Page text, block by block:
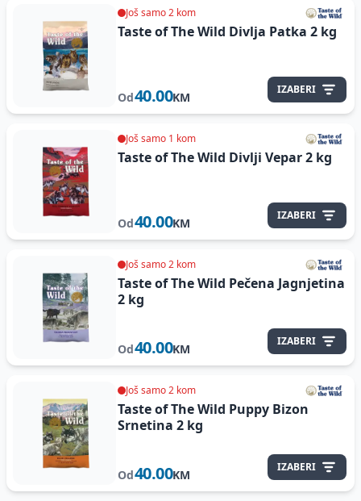
Još samo 2 kom
Taste of The Wild Divlja Patka 2 kg
Od40.00KM
IZABERI
Još samo 1 kom
Taste of The Wild Divlji Vepar2 kg
Od40.00KM
IZABERI
Još samo 2 kom
Taste of The Wild Pečena Jagnjetina
2 kg
Od40.00KM
IZABERI
Još samo 2 kom
Taste of The Wild Puppy Bizon
Srnetina 2 kg
Od40.00KM
IZABERI